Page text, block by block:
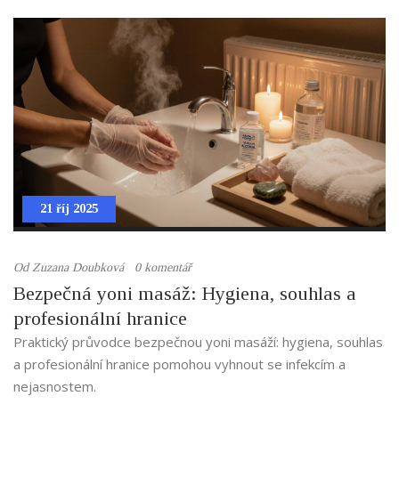
21 říj 2025
OdZuzana Doubková 0 komentář
Bezpečná yoni masáž: Hygiena, souhlas a
profesionální hranice
Praktický průvodce bezpečnou yoni masáží: hygiena, souhlas
a profesionální hranice pomohou vyhnout se infekcím a
nejasnostem.